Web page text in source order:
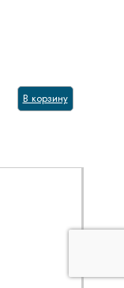
В корзину